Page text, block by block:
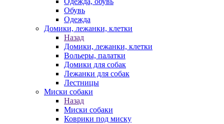
Обувь
Одежда
Домики, лежанки, клетки
Назад
Домики, лежанки, клетки
Вольеры, палатки
Домики для собак
Лежанки для собак
Лестницы
Миски собаки
Назад
Миски собаки
Коврики под миску